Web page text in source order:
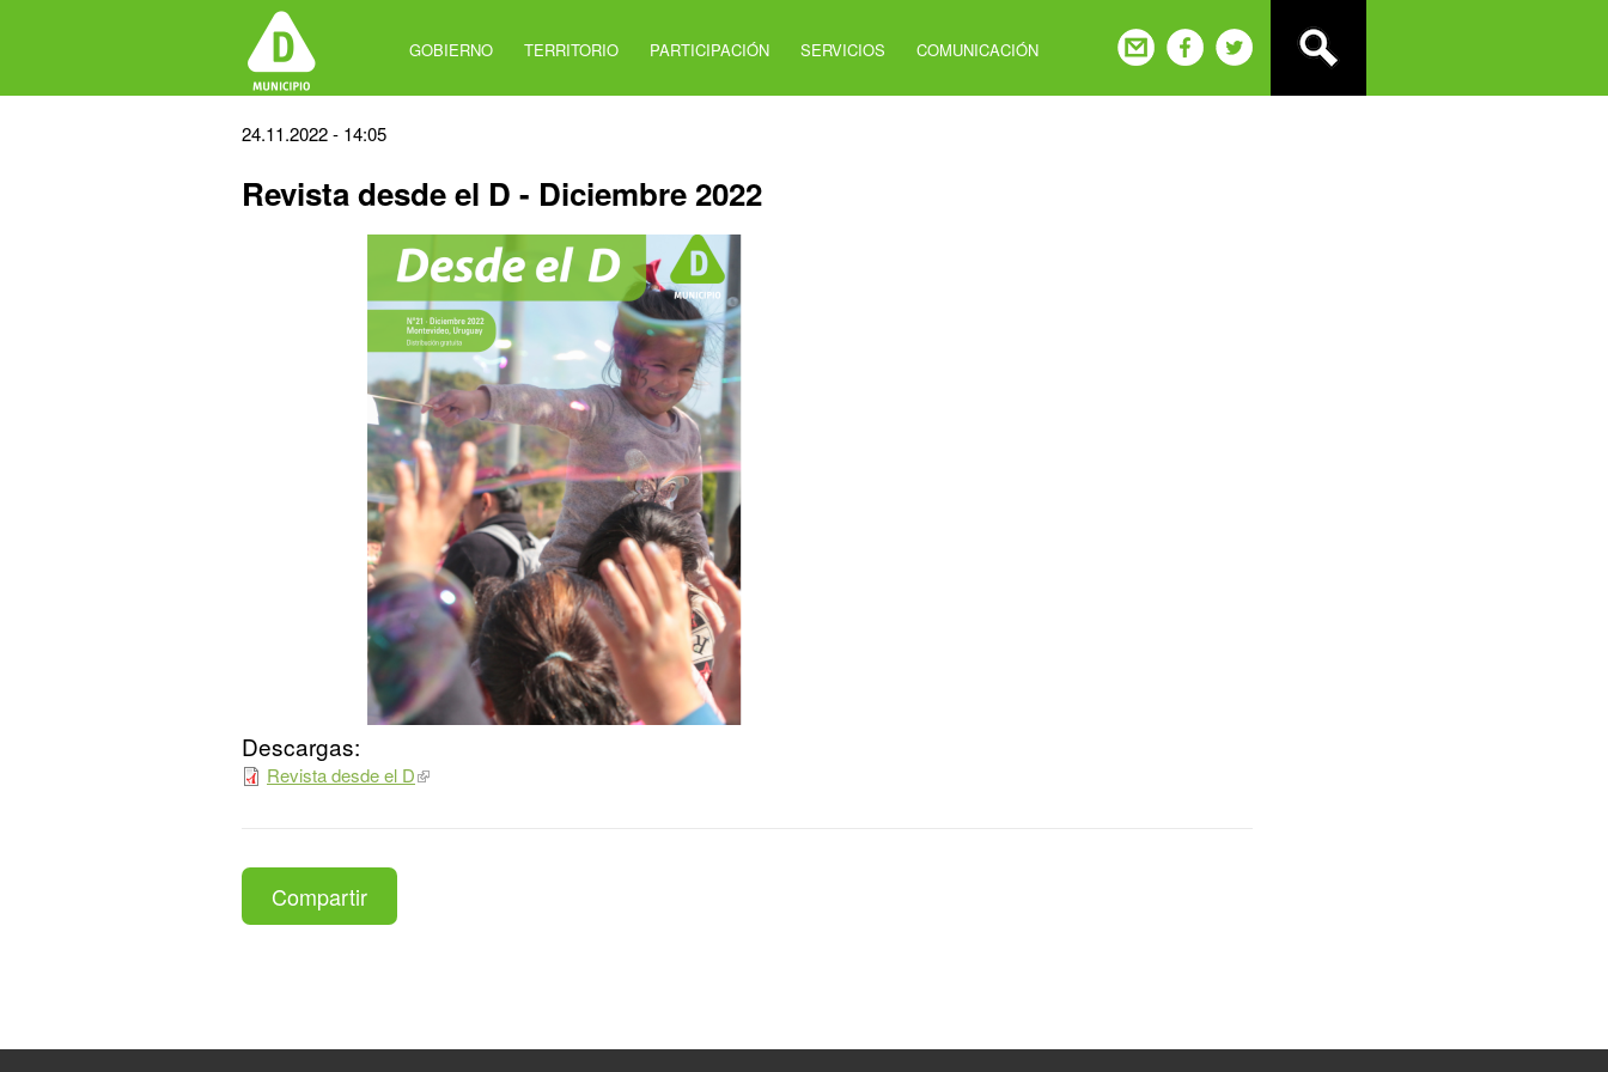
GOBIERNO TERRITORIO PARTICIPACIÓN SERVICIOS COMUNICACIÓN
Back
top
24.11.2022 - 14:05
Revista desde el D - Diciembre 2022
Descargas:
Revista desde el D
Compartir